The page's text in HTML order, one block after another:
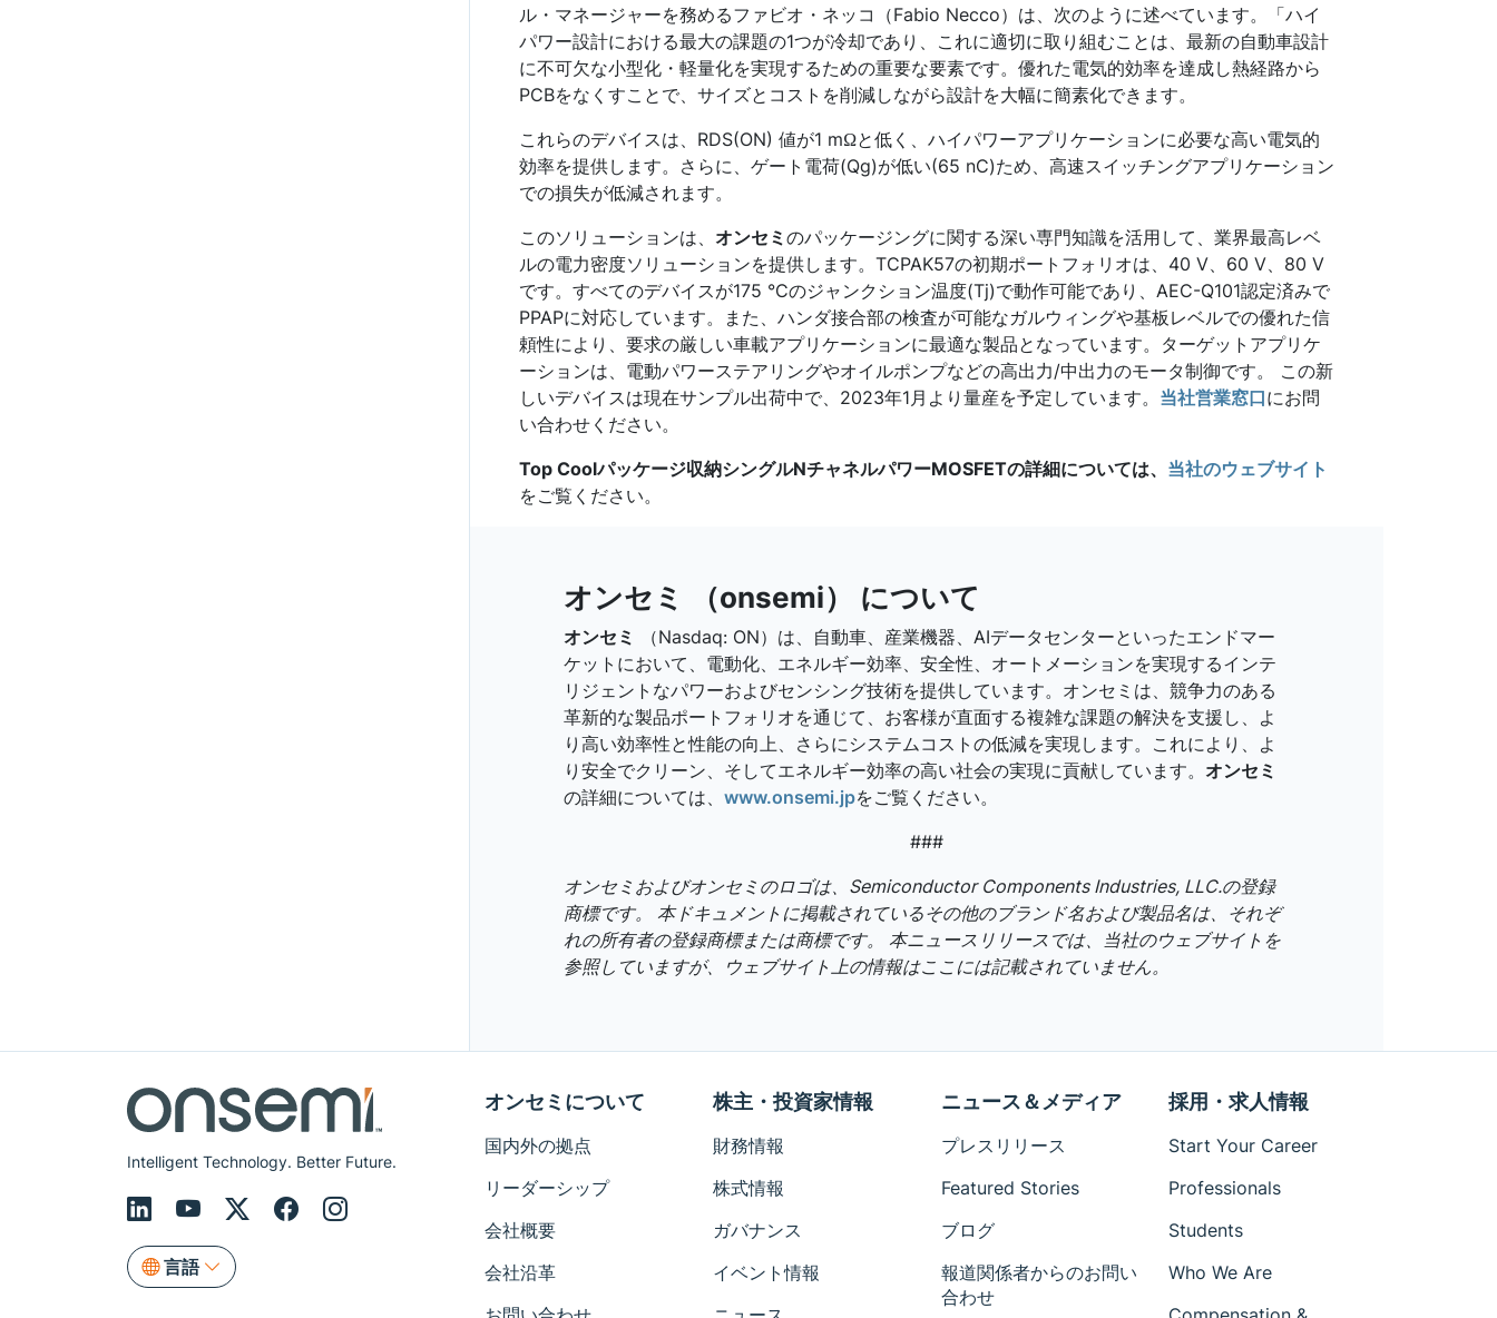
ル・マネージャーを務めるファビオ・ネッコ（Fabio Necco）は、次のように述べています。「ハイ
パワー設計における最大の課題の1つが冷却であり、これに適切に取り組むことは、最新の自動車設計
に不可欠な小型化・軽量化を実現するための重要な要素です。優れた電気的効率を達成し熱経路から
PCBをなくすことで、サイズとコストを削減しながら設計を大幅に簡素化できます。
これらのデバイスは、RDS(ON) 値が1 mΩと低く、ハイパワーアプリケーションに必要な高い電気的
効率を提供します。さらに、ゲート電荷(Qg)が低い(65 nC)ため、高速スイッチングアプリケーション
での損失が低減されます。
このソリューションは、 オンセミ のパッケージングに関する深い専門知識を活用して、業界最高レベ
ルの電力密度ソリューションを提供します。TCPAK57の初期ポートフォリオは、40 V、60 V、80 V
です。すべてのデバイスが175 °Cのジャンクション温度(Tj)で動作可能であり、AEC-Q101認定済みで
PPAPに対応しています。また、ハンダ接合部の検査が可能なガルウィングや基板レベルでの優れた信
頼性により、要求の厳しい車載アプリケーションに最適な製品となっています。ターゲットアプリケ
ーションは、電動パワーステアリングやオイルポンプなどの高出力/中出力のモータ制御です。 この新
しいデバイスは現在サンプル出荷中で、2023年1月より量産を予定しています。 当社営業窓口にお問
い合わせください。
Top Coolパッケージ収納シングルNチャネルパワーMOSFETの詳細については、 当社のウェブサイト
をご覧ください。
オンセミ （onsemi） について
オンセミ
（Nasdaq: ON）は、自動車、産業機器、AIデータセンターといったエンドマー
ケットにおいて、電動化、エネルギー効率、安全性、オートメーションを実現するインテ
リジェントなパワーおよびセンシング技術を提供しています。オンセミは、競争力のある
革新的な製品ポートフォリオを通じて、お客様が直面する複雑な課題の解決を支援し、よ
り高い効率性と性能の向上、さらにシステムコストの低減を実現します。これにより、よ
り安全でクリーン、そしてエネルギー効率の高い社会の実現に貢献しています。 オンセミ
の詳細については、 www.onsemi.jpをご覧ください。
###
オンセミおよびオンセミのロゴは、Semiconductor Components Industries, LLC.の登録
商標です。 本ドキュメントに掲載されているその他のブランド名および製品名は、それぞ
れの所有者の登録商標または商標です。 本ニュースリリースでは、当社のウェブサイトを
参照していますが、ウェブサイト上の情報はここには記載されていません。
Intelligent Technology. Better Future.
言語
オンセミについて
国内外の拠点
リーダーシップ
会社概要
会社沿革
株主・投資家情報
財務情報
株式情報
ガバナンス
イベント情報
ニュース＆メディア
プレスリリース
Featured Stories
ブログ
報道関係者からのお問い
合わせ
採用・求人情報
Start Your Career
Professionals
Students
Who We Are